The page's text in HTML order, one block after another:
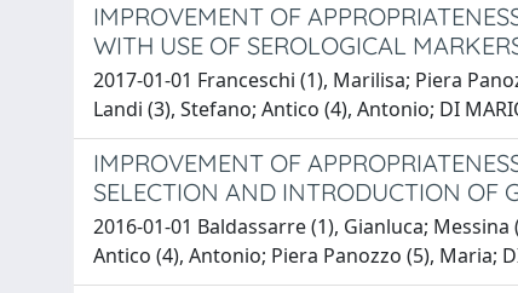
IMPROVEMENT OF
WITH USE OF SEROLOGICAL
2017-01-01 Franceschi (1), Marilisa; Piera
Landi (3), Stefano; Antico (4), Antonio; DI
IMPROVEMENT OF
SELECTION AND INTRODUCTION OF
2016-01-01 Baldassarre (1), Gianluca;
Antico (4), Antonio; Piera Panozzo (5), Maria;